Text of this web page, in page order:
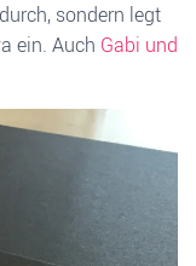
sondern legt
ein. Auch Gabi und